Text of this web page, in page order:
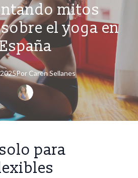
mitos
el yoga en
Por Caren Sellanes
para